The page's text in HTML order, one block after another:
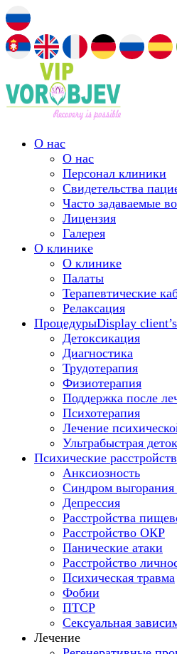
О нас
О нас
Персонал клиники
Свидетельства
Часто задаваемые
Лицензия
Галерея
О клинике
О клинике
Палаты
Терапевтические
Релаксация
ПроцедурыDisplay
Детоксикация
Диагностика
Трудотерапия
Физиотерапия
Поддержка после
Психотерапия
Лечение
Ультрабыстрая
Психические
Анксиозность
Синдром
Депрессия
Расстройства
Расстройство ОКР
Панические атаки
Расстройство
Психическая травма
Фобии
ПТСР
Сексуальная
Лечение